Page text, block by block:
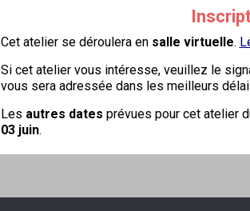
Cet atelier se déroulera en salle virtuelle.
Si cet atelier vous intéresse, veuillez le
vous sera adressée dans les meilleurs
Les autres dates prévues pour cet atelier
03 juin.